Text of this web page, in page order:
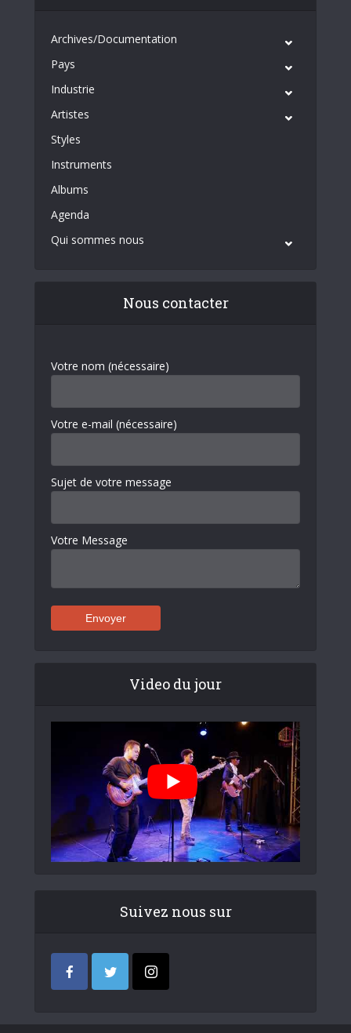
Archives/Documentation
Pays
Industrie
Artistes
Styles
Instruments
Albums
Agenda
Qui sommes nous
Nous contacter
Votre nom (nécessaire)
Votre e-mail (nécessaire)
Sujet de votre message
Votre Message
Video du jour
Suivez nous sur